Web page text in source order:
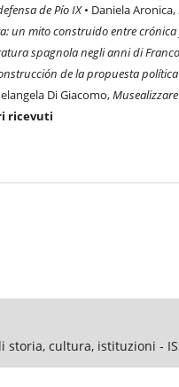
de Pío IX• Daniela Aronica,
un mito construido entre crónica
spagnola negli anni di Franco
de la propuesta
Di Giacomo,
ricevuti
cultura, istituzioni -